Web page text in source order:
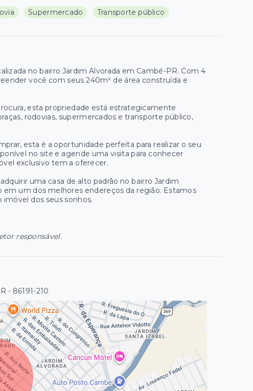
Supermercado Transporte público
no bairro Jardim Alvorada em Cambé-PR. Com 4
você com seus 240m² de área construída e
esta propriedade está estrategicamente
rodovias, supermercados e transporte público,
esta é a oportunidade perfeita para realizar o seu
no site e agende uma visita para conhecer
exclusivo tem a oferecer.
uma casa de alto padrão no bairro Jardim
em um dos melhores endereços da região. Estamos
imóvel dos seus sonhos.
responsável.
- 86191-210